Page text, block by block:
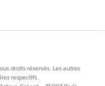
droits réservés. Les autres
respectifs.